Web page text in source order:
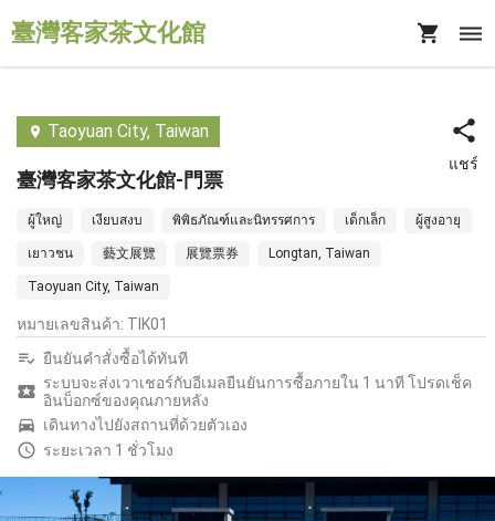
臺灣客家茶文化館
Taoyuan City, Taiwan
臺灣客家茶文化館-門票
แชร์
ผู้ใหญ่ เงียบสงบ พิพิธภัณฑ์และนิทรรศการ เด็กเล็ก ผู้สูงอายุ
เยาวชน 藝文展覽 展覽票券 Longtan, Taiwan
Taoyuan City, Taiwan
หมายเลขสินค้า: TIK01
ยืนยันคำสั่งซื้อได้ทันที
ระบบจะส่งเวาเชอร์กับอีเมลยืนยันการซื้อภายใน 1 นาที โปรดเช็ค
อินบ็อกซ์ของคุณภายหลัง
เดินทางไปยังสถานที่ด้วยตัวเอง
ระยะเวลา 1 ชั่วโมง